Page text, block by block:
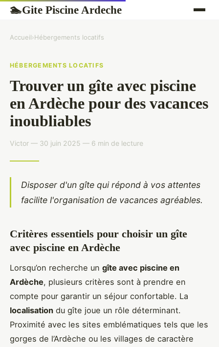
🏊Gite Piscine Ardeche
Accueil›Hébergements locatifs
HÉBERGEMENTS LOCATIFS
Trouver un gîte avec piscine
en Ardèche pour des vacances
inoubliables
Victor — 30 juin 2025 — 6 min de lecture
Disposer d'un gîte qui répond à vos attentes
facilite l'organisation de vacances agréables.
Critères essentiels pour choisir un gîte
avec piscine en Ardèche
Lorsqu’on recherche un gîte avec piscine en
Ardèche, plusieurs critères sont à prendre en
compte pour garantir un séjour confortable. La
localisation du gîte joue un rôle déterminant.
Proximité avec les sites emblématiques tels que les
gorges de l’Ardèche ou les villages de caractère